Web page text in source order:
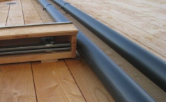
Mobiliers